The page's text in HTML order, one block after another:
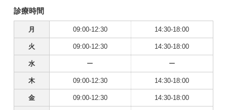
診療時間
月 09:00-12:30 14:30-18:00
火 09:00-12:30 14:30-18:00
水 ー ー
木 09:00-12:30 14:30-18:00
金 09:00-12:30 14:30-18:00